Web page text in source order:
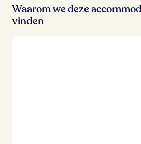
Waarom we deze
vinden